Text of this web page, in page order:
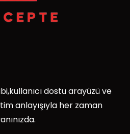
dostu arayüzü ve
anlayışıyla her zaman